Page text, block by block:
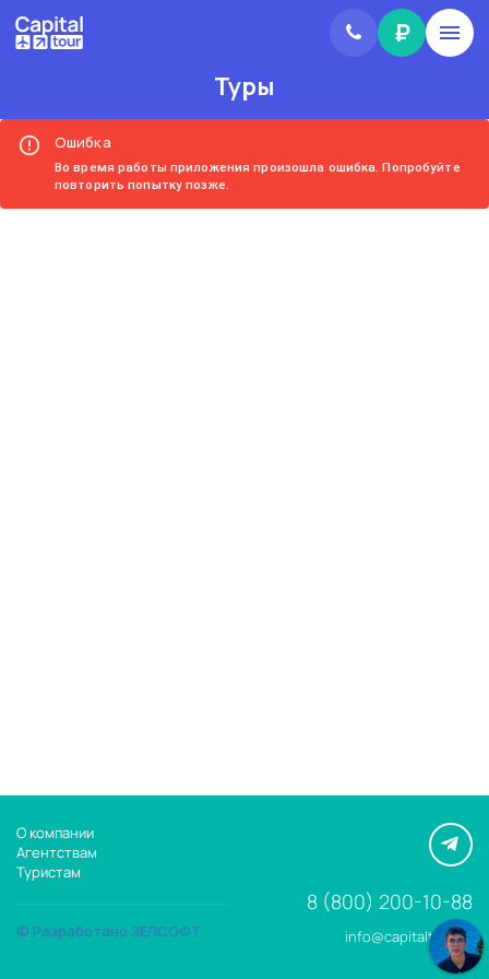
₽
Туры
Ошибка
Во время работы приложения произошла ошибка. Попробуйте
повторить попытку позже.
О компании
Агентствам
Туристам
© Разработано ЗЕЛСОФТ
8 (800) 200-10-88
info@capitaltour.ru